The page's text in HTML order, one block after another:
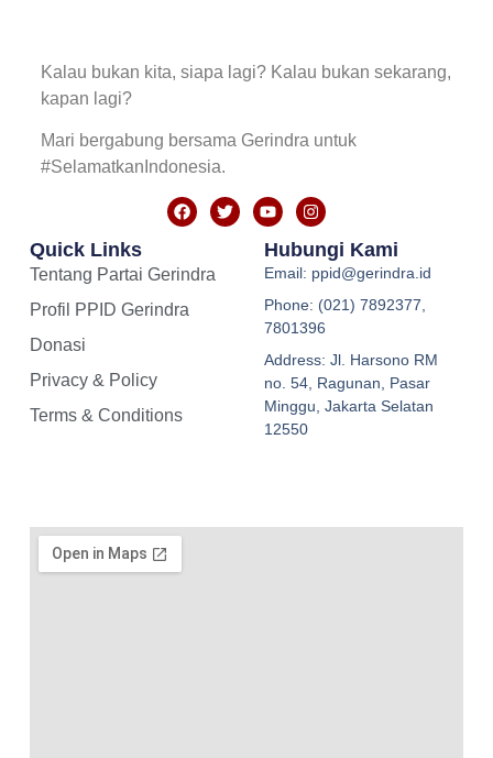
Kalau bukan kita, siapa lagi? Kalau bukan sekarang,
kapan lagi?
Mari bergabung bersama Gerindra untuk
#SelamatkanIndonesia.
Quick Links
Tentang Partai Gerindra
Profil PPID Gerindra
Donasi
Privacy & Policy
Terms & Conditions
Hubungi Kami
Email: ppid@gerindra.id
Phone: (021) 7892377,
7801396
Address: Jl. Harsono RM
no. 54, Ragunan, Pasar
Minggu, Jakarta Selatan
12550